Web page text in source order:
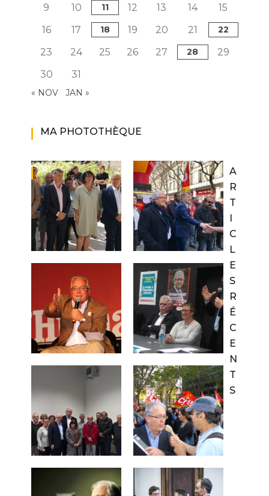
9
10 11 12 13 14
15
16
17 18 19 20 21 22
23 24 25 26 27 28
29
30
31
« NOV JAN »
MA PHOTOTHÈQUE
A
R
T
I
C
L
E
S
R
É
C
E
N
T
S